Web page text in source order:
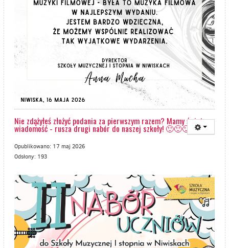
Nie zdążyłeś złożyć podania za pierwszym razem? Mamy świetną
wiadomość - rusza drugi nabór do naszej szkoły! 🙂🙂🙂
Opublikowano: 17 maj 2026
Odsłony: 193